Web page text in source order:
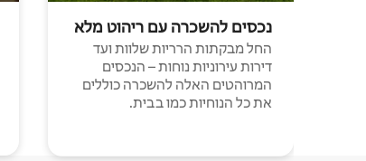
נכסים להשכרה עם ריהוט מלא
החל מבקתות הרריות שלוות ועד
דירות עירוניות נוחות – הנכסים
המרוהטים האלה להשכרה כוללים
את כל הנוחיות כמו בבית.